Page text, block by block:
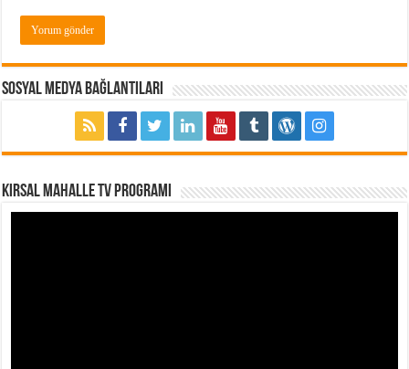
Sosyal Medya Bağlantıları
Kırsal Mahalle TV Programı